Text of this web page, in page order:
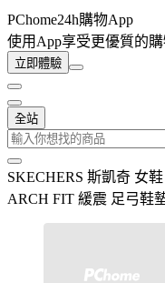
PChome24h購物App
使用App享受更優質的
立即體驗
全站
SKECHERS 斯凱奇 女
ARCH FIT 緩震 足弓鞋